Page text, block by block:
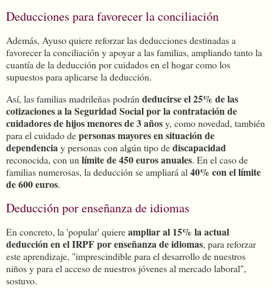
Deducciones para favorecer la conciliación
Además, Ayuso quiere reforzar las deducciones destinadas a
favorecer la conciliación y apoyar a las familias, ampliando tanto la
cuantía de la deducción por cuidados en el hogar como los
supuestos para aplicarse la deducción.
Así, las familias madrileñas podrán deducirse el 25% de las
cotizaciones a la Seguridad Social por la contratación de
cuidadores de hijos menores de 3 añosy, como novedad, también
para el cuidado depersonas mayores en situación de
dependencia y personas con algún tipo dediscapacidad
reconocida, con un límite de 450 euros anuales. En el caso de
familias numerosas, la deducción se ampliará al 40% con el límite
de 600 euros.
Deducción por enseñanza de idiomas
En concreto, la 'popular' quiereampliar al 15% la actual
deducción en el IRPF por enseñanza de idiomas, para reforzar
este aprendizaje, "imprescindible para el desarrollo de nuestros
niños y para el acceso de nuestros jóvenes al mercado laboral",
sostuvo.